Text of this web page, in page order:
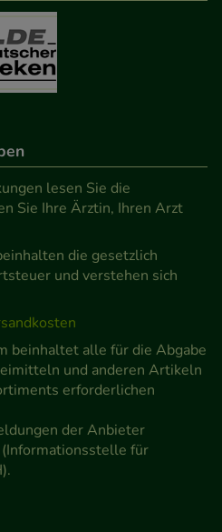
an bevorzugte
ermöglichen es uns
zugeschrittene Inhalte
lassen sich
und Weise der Nutzung
mit deren Hilfe wir
Sie optimieren können,
aber auch die
relevant für Sie
Sie, dass Daten hierfür
Google oder soziale
lesen Sie die
Sie Ihre Ärztin, Ihren Arzt
die gesetzlich
und verstehen sich
beinhaltet alle für die Abgabe
und anderen Artikeln
erforderlichen
der Anbieter
für